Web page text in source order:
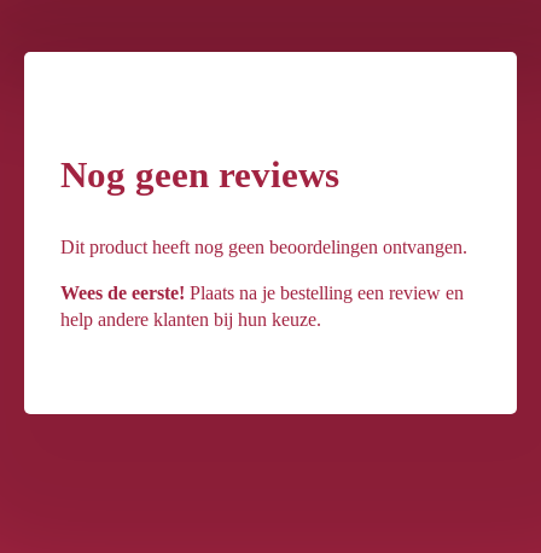
Nog geen reviews
Dit product heeft nog geen beoordelingen ontvangen.
Wees de eerste! Plaats na je bestelling een review en
help andere klanten bij hun keuze.